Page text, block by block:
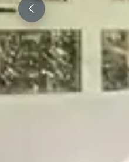
Previous